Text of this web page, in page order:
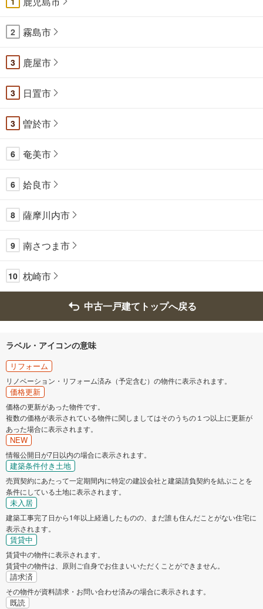
2 霧島市
3 鹿屋市
3 日置市
3 曽於市
6 奄美市
6 姶良市
8 薩摩川内市
9 南さつま市
10 枕崎市
中古一戸建てトップへ戻る
ラベル・アイコンの意味
リフォーム
リノベーション・リフォーム済み（予定含む）の物件に表示されます。
価格更新
価格の更新があった物件です。
複数の価格が表示されている物件に関しましてはそのうちの１つ以上に更新が
あった場合に表示されます。
NEW
情報公開日が7日以内の場合に表示されます。
建築条件付き土地
売買契約にあたって一定期間内に特定の建設会社と建築請負契約を結ぶことを
条件にしている土地に表示されます。
未入居
建築工事完了日から1年以上経過したものの、まだ誰も住んだことがない住宅に
表示されます。
賃貸中
賃貸中の物件に表示されます。
賃貸中の物件は、原則ご自身でお住まいいただくことができません。
請求済
その物件が資料請求・お問い合わせ済みの場合に表示されます。
既読